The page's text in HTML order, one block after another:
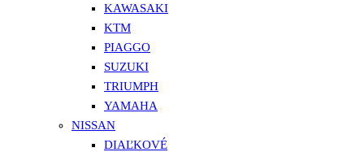
KAWASAKI
KTM
PIAGGO
SUZUKI
TRIUMPH
YAMAHA
NISSAN
DIAĽKOVÉ